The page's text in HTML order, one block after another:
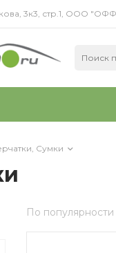
3к3, стр.1, ООО
Сумки
По популярности